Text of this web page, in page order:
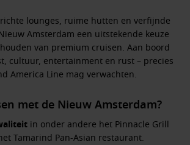
lounges, ruime hutten en verfijnde
Amsterdam een uitstekende keuze
van premium cruisen. Aan boord
cultuur, entertainment en rust – precies
America Line mag verwachten.
met de Nieuw Amsterdam?
in onder andere het Pinnacle Grill
Tamarind Pan-Asian restaurant.